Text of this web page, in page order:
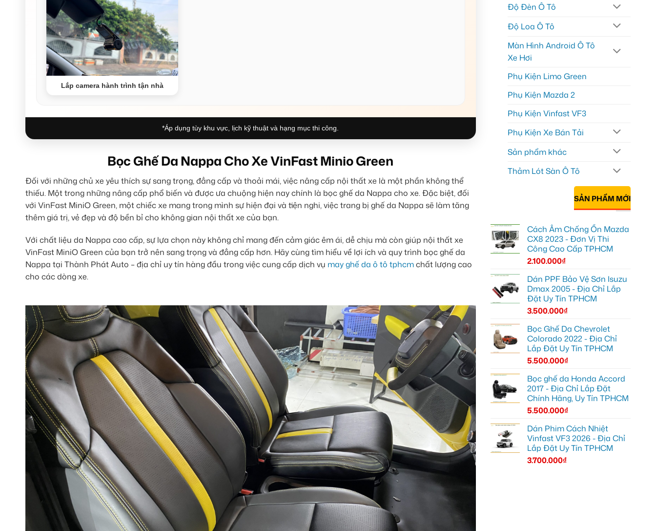
Lắp camera hành trình tận nhà
*Áp dụng tùy khu vực, lịch kỹ thuật và hạng mục thi công.
Bọc Ghế Da Nappa Cho Xe VinFast Minio Green
Đối với những chủ xe yêu thích sự sang trọng, đẳng cấp và thoải mái, việc nâng cấp nội thất xe là một phần không thể
thiếu. Một trong những nâng cấp phổ biến và được ưa chuộng hiện nay chính là bọc ghế da Nappa cho xe. Đặc biệt, đối
với VinFast MiniO Green, một chiếc xe mang trong mình sự hiện đại và tiện nghi, việc trang bị ghế da Nappa sẽ làm tăng
thêm giá trị, vẻ đẹp và độ bền bỉ cho không gian nội thất xe của bạn.
Với chất liệu da Nappa cao cấp, sự lựa chọn này không chỉ mang đến cảm giác êm ái, dễ chịu mà còn giúp nội thất xe
VinFast MiniO Green của bạn trở nên sang trọng và đẳng cấp hơn. Hãy cùng tìm hiểu về lợi ích và quy trình bọc ghế da
Nappa tại Thành Phát Auto – địa chỉ uy tín hàng đầu trong việc cung cấp dịch vụ may ghế da ô tô tphcmchất lượng cao
cho các dòng xe.
Độ Đèn Ô Tô
Độ Loa Ô Tô
Màn Hình Android Ô Tô
Xe Hơi
Phụ Kiện Limo Green
Phụ Kiện Mazda 2
Phụ Kiện Vinfast VF3
Phụ Kiện Xe Bán Tải
Sản phẩm khác
Thảm Lót Sàn Ô Tô
SẢN PHẨM MỚI
Cách Âm Chống Ồn Mazda
CX8 2023 - Đơn Vị Thi
Công Cao Cấp TPHCM
2.100.000₫
Dán PPF Bảo Vệ Sơn Isuzu
Dmax 2005 - Địa Chỉ Lắp
Đặt Uy Tín TPHCM
3.500.000₫
Bọc Ghế Da Chevrolet
Colorado 2022 - Địa Chỉ
Lắp Đặt Uy Tín TPHCM
5.500.000₫
Bọc ghế da Honda Accord
2017 - Địa Chỉ Lắp Đặt
Chính Hãng, Uy Tín TPHCM
5.500.000₫
Dán Phim Cách Nhiệt
Vinfast VF3 2026 - Địa Chỉ
Lắp Đặt Uy Tín TPHCM
3.700.000₫